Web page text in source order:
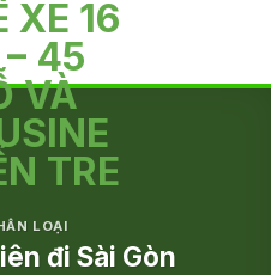
LOẠI
đi Sài Gòn